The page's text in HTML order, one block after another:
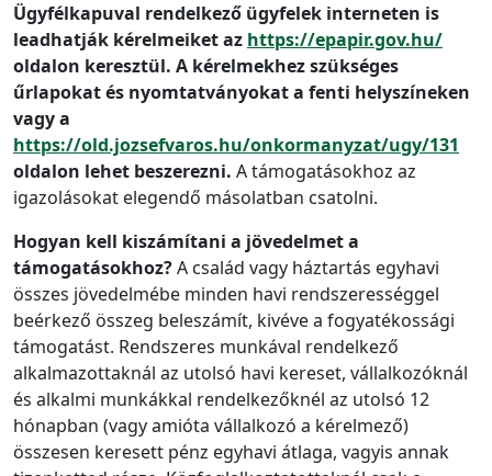
Ügyfélkapuval rendelkező ügyfelek interneten is
leadhatják kérelmeiket az https://epapir.gov.hu/
oldalon keresztül. A kérelmekhez szükséges
űrlapokat és nyomtatványokat a fenti helyszíneken
vagy a
https://old.jozsefvaros.hu/onkormanyzat/ugy/131
oldalon lehet beszerezni. A támogatásokhoz az
igazolásokat elegendő másolatban csatolni.
Hogyan kell kiszámítani a jövedelmet a
támogatásokhoz?A család vagy háztartás egyhavi
összes jövedelmébe minden havi rendszerességgel
beérkező összeg beleszámít, kivéve a fogyatékossági
támogatást. Rendszeres munkával rendelkező
alkalmazottaknál az utolsó havi kereset, vállalkozóknál
és alkalmi munkákkal rendelkezőknél az utolsó 12
hónapban (vagy amióta vállalkozó a kérelmező)
összesen keresett pénz egyhavi átlaga, vagyis annak